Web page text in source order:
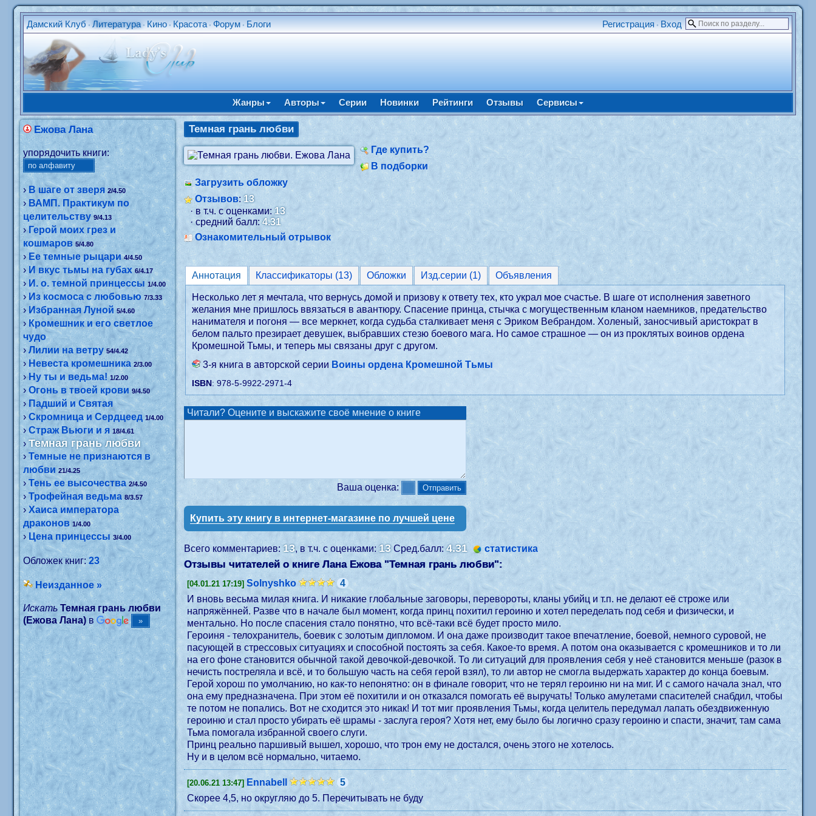
Дамский Клуб •Литература • Кино • Красота •Форум • Блоги Регистрация • Вход
Жанры Авторы Серии Новинки Рейтинги Отзывы Сервисы
Ежова Лана
упорядочить книги:
›В шаге от зверя 2/4.50
›ВАМП. Практикум по
целительству 9/4.13
›Герой моих грез и
кошмаров 5/4.80
›Ее темные рыцари 4/4.50
› И вкус тьмы на губах 6/4.17
›И. о. темной принцессы 1/4.00
›Из космоса с любовью 7/3.33
› Избранная Луной 5/4.60
›Кромешник и его светлое
чудо
›Лилии на ветру 54/4.42
›Невеста кромешника 2/3.00
›Ну ты и ведьма! 1/2.00
›Огонь в твоей крови 9/4.50
›Падший и Святая
›Скромница и Сердцеед 1/4.00
›Страж Вьюги и я 18/4.61
›Темная грань любви
›Темные не признаются в
любви 21/4.25
›Тень ее высочества 2/4.50
›Трофейная ведьма 8/3.57
›Хаиса императора
драконов 1/4.00
›Цена принцессы 3/4.00
Обложек книг:23
Неизданное »
Искать Темная грань любви
(Ежова Лана) в
Темная грань любви
Где купить?
В подборки
Загрузить обложку
Отзывов:13
· в т.ч. с оценками:13
· средний балл:4.31
Ознакомительный отрывок
Аннотация Классификаторы (13) Обложки Изд.серии (1) Объявления
Несколько лет я мечтала, что вернусь домой и призову к ответу тех, кто украл мое счастье. В шаге от исполнения заветного
желания мне пришлось ввязаться в авантюру. Спасение принца, стычка с могущественным кланом наемников, предательство
нанимателя и погоня — все меркнет, когда судьба сталкивает меня с Эриком Вебрандом. Холеный, заносчивый аристократ в
белом пальто презирает девушек, выбравших стезю боевого мага. Но самое страшное — он из проклятых воинов ордена
Кромешной Тьмы, и теперь мы связаны друг с другом.
3-я книга в авторской серии Воины ордена Кромешной Тьмы
ISBN: 978-5-9922-2971-4
Читали? Оцените и выскажите своё мнение о книге
Ваша оценка:
Купить эту книгу в интернет-магазине по лучшей цене
Всего комментариев:13, в т.ч. с оценками:13Сред.балл:4.31 статистика
Отзывы читателей о книге Лана Ежова "Темная грань любви":
[04.01.21 17:19] Solnyshko
4
И вновь весьма милая книга. И никакие глобальные заговоры, перевороты, кланы убийц и т.п. не делают её строже или
напряжённей. Разве что в начале был момент, когда принц похитил героиню и хотел переделать под себя и физически, и
ментально. Но после спасения стало понятно, что всё-таки всё будет просто мило.
Героиня - телохранитель, боевик с золотым дипломом. И она даже производит такое впечатление, боевой, немного суровой, не
пасующей в стрессовых ситуациях и способной постоять за себя. Какое-то время. А потом она оказывается с кромешников и то ли
на его фоне становится обычной такой девочкой-девочкой. То ли ситуаций для проявления себя у неё становится меньше (разок в
нечисть постреляла и всё, и то большую часть на себя герой взял), то ли автор не смогла выдержать характер до конца боевым.
Герой хорош по умолчанию, но как-то непонятно: он в финале говорит, что не терял героиню ни на миг. И с самого начала знал, что
она ему предназначена. При этом её похитили и он отказался помогать её выручать! Только амулетами спасителей снабдил, чтобы
те потом не попались. Вот не сходится это никак! И тот миг проявления Тьмы, когда целитель передумал лапать обездвиженную
героиню и стал просто убирать её шрамы - заслуга героя? Хотя нет, ему было бы логично сразу героиню и спасти, значит, там сама
Тьма помогала избранной своего слуги.
Принц реально паршивый вышел, хорошо, что трон ему не достался, очень этого не хотелось.
Ну и в целом всё нормально, читаемо.
[20.06.21 13:47] Ennabell
5
Скорее 4,5, но округляю до 5. Перечитывать не буду